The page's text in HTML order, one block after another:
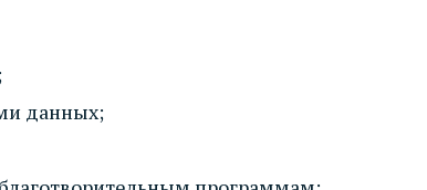
данных;